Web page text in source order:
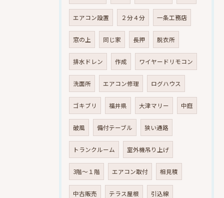
エアコン設置 ２分４分 一条工務店
窓の上 同じ家 長押 脱衣所
排水ドレン 作成 ワイヤードリモコン
洗面所 エアコン修理 ログハウス
ゴキブリ 福井県 大津マリー 中庭
破風 備付テーブル 狭い通路
トランクルーム 室外機吊り上げ
3階～１階 エアコン取付 相見積
中古販売 テラス屋根 引込線